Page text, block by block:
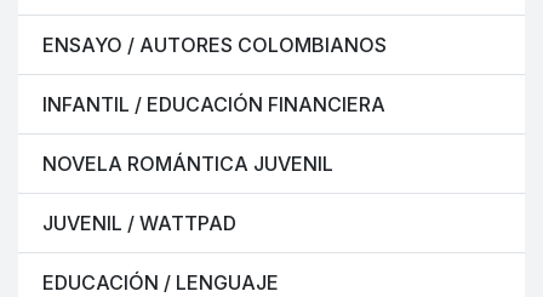
ENSAYO / AUTORES COLOMBIANOS
INFANTIL / EDUCACIÓN FINANCIERA
NOVELA ROMÁNTICA JUVENIL
JUVENIL / WATTPAD
EDUCACIÓN / LENGUAJE